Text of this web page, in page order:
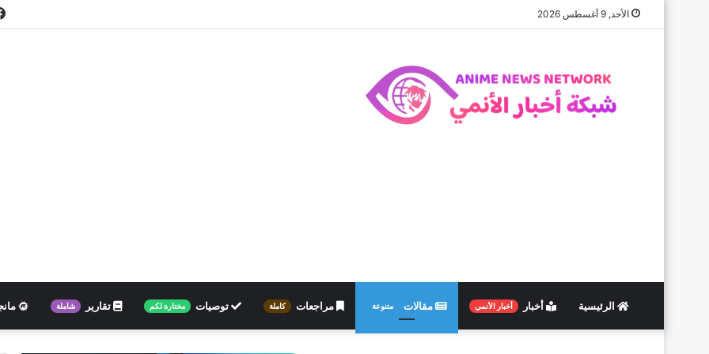
الأحد, 9 أغسطس 2026
الرئيسية أخبار أخبار الأنمي مقالات متنوعة مراجعات كاملة توصيات مختارة لكم تقارير شاملة